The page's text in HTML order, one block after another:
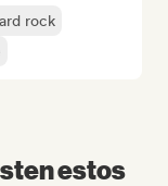
rock
estos